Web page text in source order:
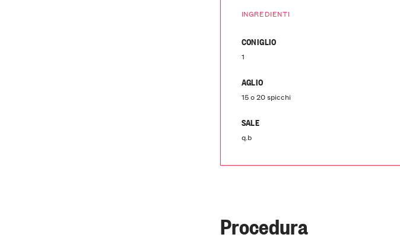
INGREDIENTI
CONIGLIO
1
AGLIO
15 o 20 spicchi
SALE
q.b
Procedura